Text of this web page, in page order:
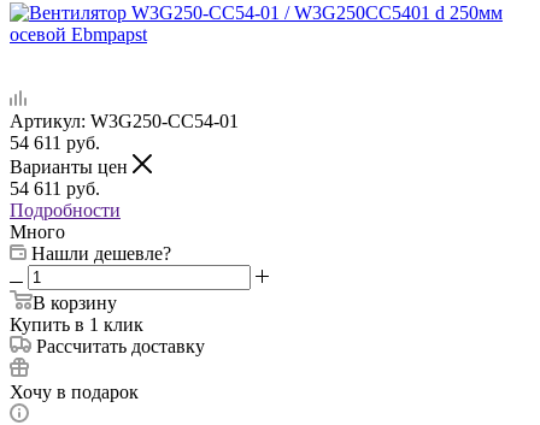
Артикул: W3G250-CC54-01
54 611 руб.
Варианты цен
54 611 руб.
Подробности
Много
Нашли дешевле?
В корзину
Купить в 1 клик
Рассчитать доставку
Хочу в подарок